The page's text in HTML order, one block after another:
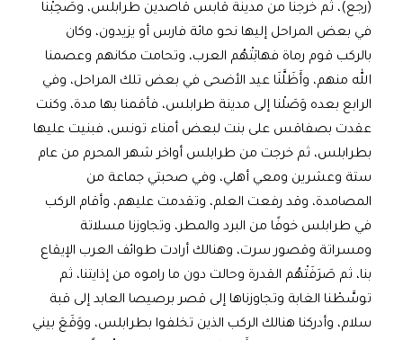
(رجع)، ثم خرجنا من مدينة قابس قاصدين طرابلس، وصَحِبْنا
في بعض المراحل إليها نحو مائة فارس أو يزيدون، وكان
بالركب قوم رماة فهابَتْهُم العرب، وتحامت مكانهم وعصمنا
الله منهم، وأَظَلَّنَا عيد الأضحى في بعض تلك المراحل، وفي
الرابع بعده وَصَلْنا إلى مدينة طرابلس، فأقمنا بها مدة، وكنت
عقدت بصفاقس على بنت لبعض أمناء تونس، فبنيت عليها
بطرابلس، ثم خرجت من طرابلس أواخر شهر المحرم من عام
ستة وعشرين ومعي أهلي، وفي صحبتي جماعة من
المصامدة، وقد رفعت العلم، وتقدمت عليهم، وأقام الركب
في طرابلس خوفًا من البرد والمطر، وتجاوزنا مسلاتة
ومسراتة وقصور سرت، وهنالك أرادت طوائف العرب الإيقاع
بنا، ثم صَرَفَتْهُم القدرة وحالت دون ما راموه من إذايتنا، ثم
توسَّطْنا الغابة وتجاوزناها إلى قصر برصيصا العابد إلى قبة
سلام، وأدركنا هنالك الركب الذين تخلفوا بطرابلس، ووَقَعَ بيني